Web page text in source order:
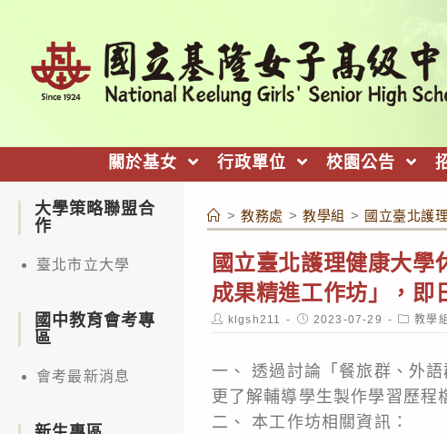
關於基女 行政單位 校園公告
> 教務處 > 教學組 > 國立臺北護
國立臺北護理健康大學
成果精進工作坊」，即
Post
author:
klgsh211
Post
published:
2023-07-29
Post教學組
一、 透過討論「餐旅群、外
更了解輔導學生製作學習歷程
二、 本工作坊相關資訊：
大學策略聯盟合
作
臺北市立大學
國中教育會考專
區
會考最新消息